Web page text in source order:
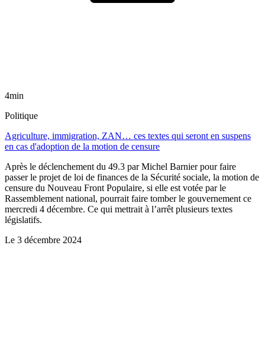
4min
Politique
Agriculture, immigration, ZAN… ces textes qui seront en suspens
en cas d'adoption de la motion de censure
Après le déclenchement du 49.3 par Michel Barnier pour faire
passer le projet de loi de finances de la Sécurité sociale, la motion de
censure du Nouveau Front Populaire, si elle est votée par le
Rassemblement national, pourrait faire tomber le gouvernement ce
mercredi 4 décembre. Ce qui mettrait à l’arrêt plusieurs textes
législatifs.
Le 3 décembre 2024